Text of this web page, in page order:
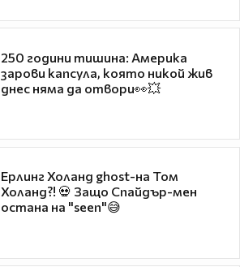
250 години тишина: Америка
зарови капсула, която никой жив
днес няма да отвори👀💥
Ерлинг Холанд ghost-на Том
Холанд?! 💀 Защо Спайдър-мен
остана на "seen"😅